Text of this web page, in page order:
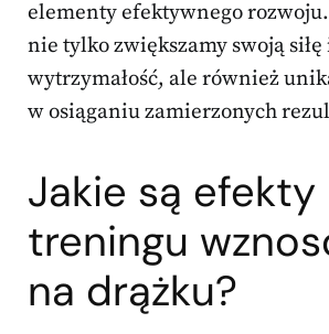
elementy efektywnego
nie tylko zwiększamy swoją siłę
wytrzymałość, ale również
w osiąganiu zamierzonych
Jakie są efekty
treningu
na drążku?